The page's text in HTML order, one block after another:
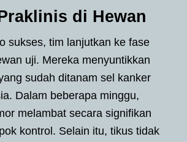
di Hewan
sukses, tim lanjutkan ke fase
uji. Mereka menyuntikkan
sudah ditanam sel kanker
Dalam beberapa minggu,
melambat secara signifikan
kontrol. Selain itu, tikus tidak